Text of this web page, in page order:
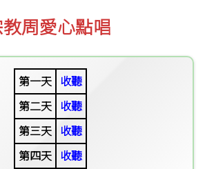
周愛心點唱
第一天
收聽
第二天
收聽
第三天
收聽
第四天
收聽